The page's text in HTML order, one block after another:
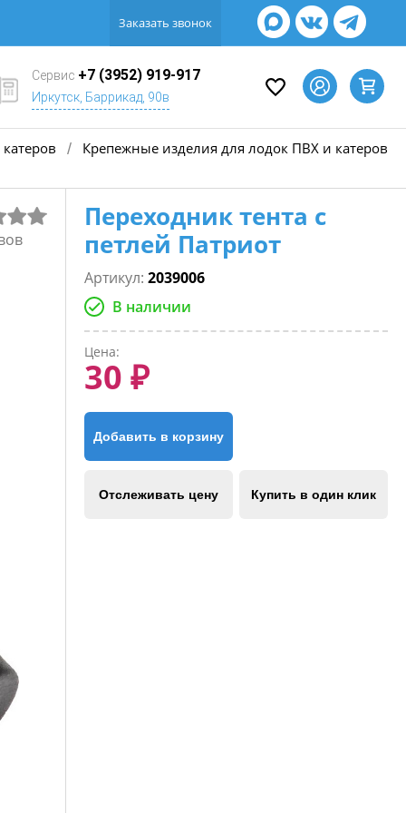
Заказать звонок
Сервис +7 (3952) 919-917
Иркутск, Баррикад, 90в
/ Крепежные изделия для лодок ПВХ и катеров
Переходник тента с
петлей Патриот
Артикул: 2039006
В наличии
Цена:
30 ₽
Добавить в корзину
Отслеживать цену Купить в один клик